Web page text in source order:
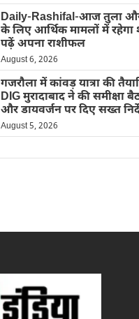
Daily-Rashifal-आज तुला और
के लिए आर्थिक मामलों में रहेगा
पढ़ें अपना राशीफल
August 6, 2026
गजरौला में कांवड़ यात्रा की
DIG मुरादाबाद ने की समीक्षा
और डायवर्जन पर दिए सख्त
August 5, 2026